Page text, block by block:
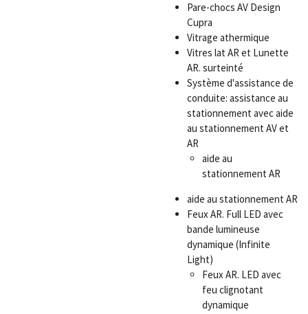
Pare-chocs AV Design
Cupra
Vitrage athermique
Vitres lat AR et Lunette
AR. surteinté
Système d'assistance de
conduite: assistance au
stationnement avec aide
au stationnement AV et
AR
aide au
stationnement AR
aide au stationnement AR
Feux AR. Full LED avec
bande lumineuse
dynamique (Infinite
Light)
Feux AR. LED avec
feu clignotant
dynamique